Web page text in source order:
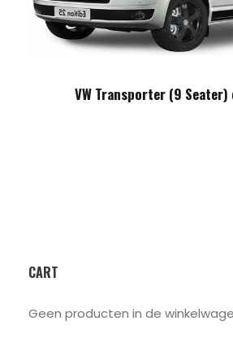
VW Transporter (9
CART
Geen producten in de